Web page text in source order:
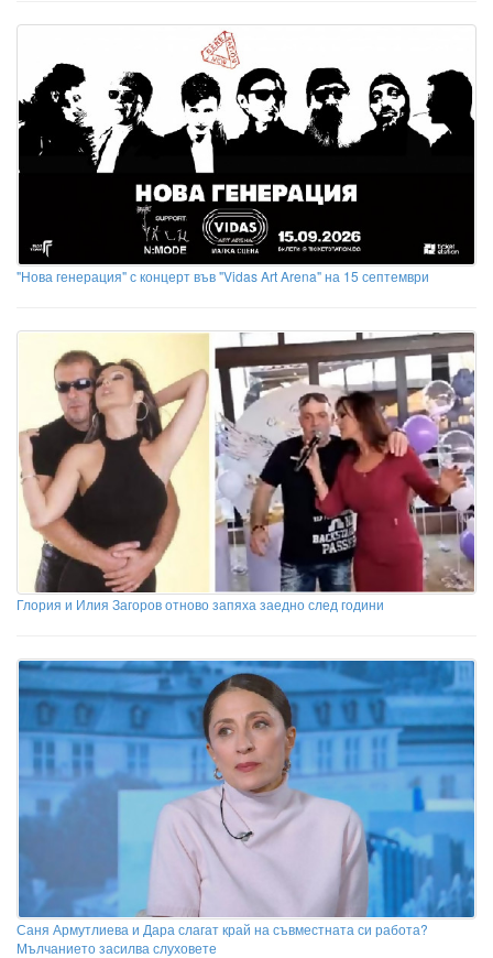
"Нова генерация" с концерт във "Vidas Art Arena" на 15 септември
Глория и Илия Загоров отново запяха заедно след години
Саня Армутлиева и Дара слагат край на съвместната си работа?
Мълчанието засилва слуховете